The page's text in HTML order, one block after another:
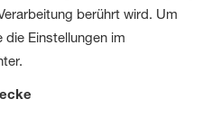
berührt wird. Um
Einstellungen im